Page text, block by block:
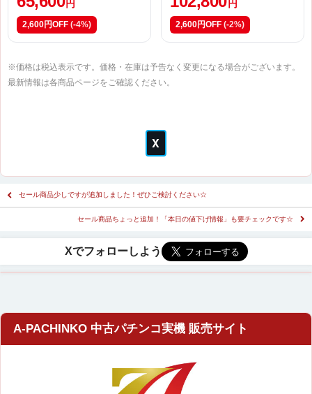
円
2,600円OFF (-4%)
円
2,600円OFF (-2%)
※価格は税込表示です。価格・在庫は予告なく変更になる場合がございます。
最新情報は各商品ページをご確認ください。
セール商品少しですが追加しました！ぜひご検討ください☆
セール商品ちょっと追加！「本日の値下げ情報」も要チェックです☆
A-PACHINKO 中古パチンコ実機 販売サイト